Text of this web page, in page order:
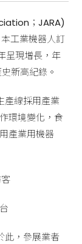
；JARA)
工業機器人訂
呈現增長，年
新高紀錄。
產線採用產業
環境變化，食
產業用機器
此，參展業者